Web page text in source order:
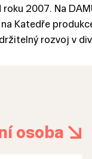
2007. Na
Katedře
rozvoj v
osoba